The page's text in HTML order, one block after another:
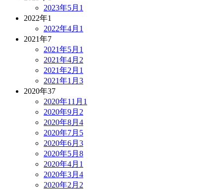
2023年5月 1
2022年1
2022年4月 1
2021年7
2021年5月 1
2021年4月 2
2021年2月 1
2021年1月 3
2020年37
2020年11月 1
2020年9月 2
2020年8月 4
2020年7月 5
2020年6月 3
2020年5月 8
2020年4月 1
2020年3月 4
2020年2月 2